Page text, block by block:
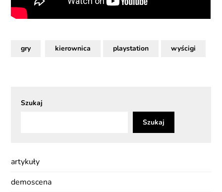
gry kierownica playstation wyścigi
Szukaj
Szukaj
artykuły
demoscena